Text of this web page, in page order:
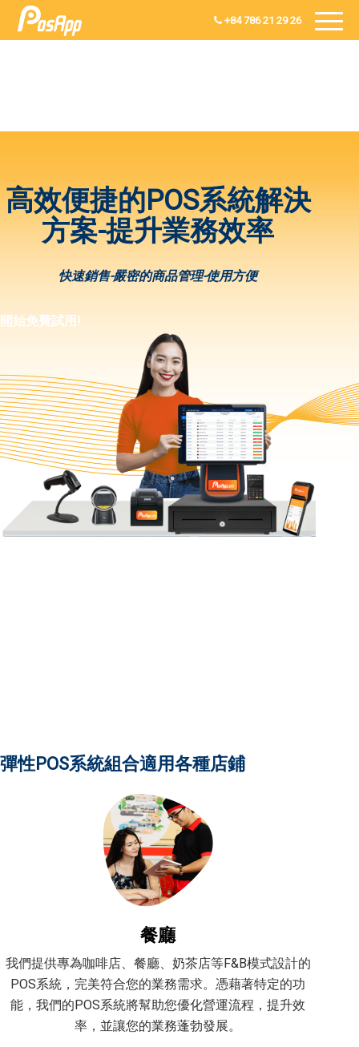
+84 786 21 29 26
高效便捷的POS系統解決
方案-提升業務效率
快速銷售-嚴密的商品管理-使用方便
開始免費試用!
彈性POS系統組合適用各種店鋪
餐廳
我們提供專為咖啡店、餐廳、奶茶店等F&B模式設計的
POS系統，完美符合您的業務需求。憑藉著特定的功
能，我們的POS系統將幫助您優化營運流程，提升效
率，並讓您的業務蓬勃發展。